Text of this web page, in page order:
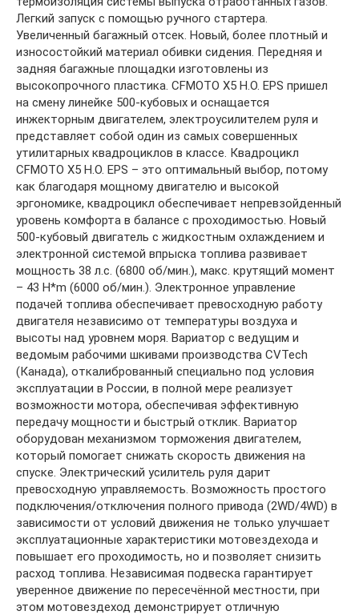
Легкий запуск с помощью ручного стартера.
Увеличенный багажный отсек. Новый, более плотный и
износостойкий материал обивки сидения. Передняя и
задняя багажные площадки изготовлены из
высокопрочного пластика. CFMOTO X5 Н.O. EPS пришел
на смену линейке 500-кубовых и оснащается
инжекторным двигателем, электроусилителем руля и
представляет собой один из самых совершенных
утилитарных квадроциклов в классе. Квадроцикл
CFMOTO X5 H.O. EPS – это оптимальный выбор, потому
как благодаря мощному двигателю и высокой
эргономике, квадроцикл обеспечивает непревзойденный
уровень комфорта в балансе с проходимостью. Новый
500-кубовый двигатель с жидкостным охлаждением и
электронной системой впрыска топлива развивает
мощность 38 л.с. (6800 об/мин.), макс. крутящий момент
– 43 H*m (6000 об/мин.). Электронное управление
подачей топлива обеспечивает превосходную работу
двигателя независимо от температуры воздуха и
высоты над уровнем моря. Вариатор с ведущим и
ведомым рабочими шкивами производства CVTech
(Канада), откалиброванный специально под условия
эксплуатации в России, в полной мере реализует
возможности мотора, обеспечивая эффективную
передачу мощности и быстрый отклик. Вариатор
оборудован механизмом торможения двигателем,
который помогает снижать скорость движения на
спуске. Электрический усилитель руля дарит
превосходную управляемость. Возможность простого
подключения/отключения полного привода (2WD/4WD) в
зависимости от условий движения не только улучшает
эксплуатационные характеристики мотовездехода и
повышает его проходимость, но и позволяет снизить
расход топлива. Независимая подвеска гарантирует
уверенное движение по пересечённой местности, при
этом мотовездеход демонстрирует отличную